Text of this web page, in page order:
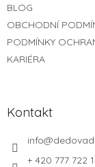
BLOG
OBCHODNÍ
PODMÍNKY
KARIÉRA
Kontakt
info@
+ 420 777 722